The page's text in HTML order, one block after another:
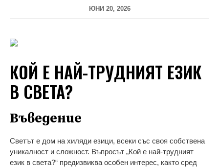
ЮНИ 20, 2026
КОЙ Е НАЙ-ТРУДНИЯТ ЕЗИК
В СВЕТА?
Въведение
Светът е дом на хиляди езици, всеки със своя собствена
уникалност и сложност. Въпросът „Кой е най-трудният
език в света?“ предизвиква особен интерес, както сред